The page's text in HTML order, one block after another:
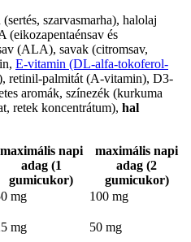
szarvasmarha), halolaj
(eikozapentaénsav és
(ALA), savak (citromsav,
E-vitamin (DL-alfa-tokoferol-
retinil-palmitát (A-vitamin), D3-
aromák, színezék (kurkuma
retek koncentrátum), hal
maximális napi
adag (1
gumicukor)
maximális napi
adag (2
gumicukor)
mg
100 mg
mg 50 mg